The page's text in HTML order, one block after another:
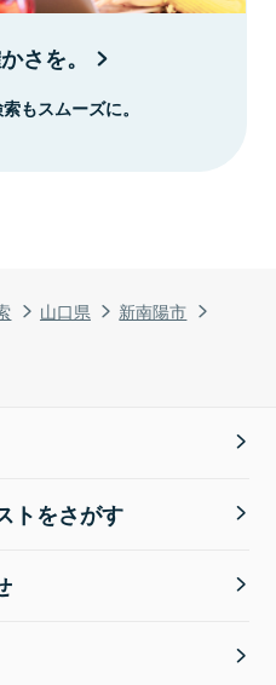
山口県
新南陽市
さを。
もスムーズに。
トをさがす